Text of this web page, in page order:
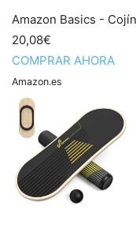
Amazon Basics -
20,08€
COMPRAR AHORA
Amazon.es